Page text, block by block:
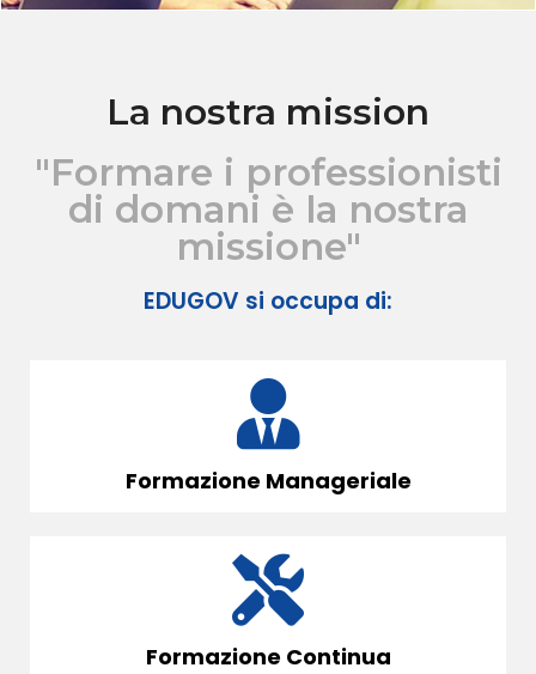
La nostra mission
"Formare i professionisti
di domani è la nostra
missione"
EDUGOV si occupa di:
Formazione Manageriale
Formazione Continua